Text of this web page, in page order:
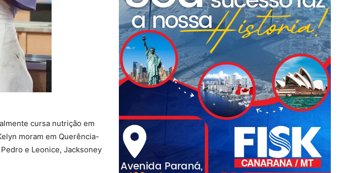
cursa nutrição em
moram em Querência-
e Leonice, Jacksoney